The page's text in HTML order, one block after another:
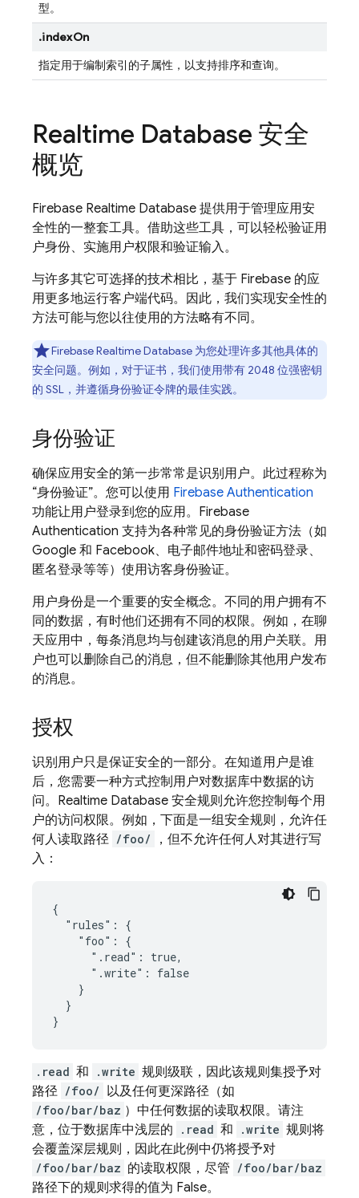
型。
.indexOn
指定用于编制索引的子属性，以支持排序和查询。
Realtime Database 安全
概览
Firebase Realtime Database 提供用于管理应用安
全性的一整套工具。借助这些工具，可以轻松验证用
户身份、实施用户权限和验证输入。
与许多其它可选择的技术相比，基于 Firebase 的应
用更多地运行客户端代码。因此，我们实现安全性的
方法可能与您以往使用的方法略有不同。
Firebase Realtime Database 为您处理许多其他具体的
安全问题。例如，对于证书，我们使用带有 2048 位强密钥
的 SSL，并遵循身份验证令牌的最佳实践。
身份验证
确保应用安全的第一步常常是识别用户。此过程称为
“身份验证”。您可以使用 Firebase Authentication
功能让用户登录到您的应用。Firebase
Authentication 支持为各种常见的身份验证方法（如
Google 和 Facebook、电子邮件地址和密码登录、
匿名登录等等）使用访客身份验证。
用户身份是一个重要的安全概念。不同的用户拥有不
同的数据，有时他们还拥有不同的权限。例如，在聊
天应用中，每条消息均与创建该消息的用户关联。用
户也可以删除自己的消息，但不能删除其他用户发布
的消息。
授权
识别用户只是保证安全的一部分。在知道用户是谁
后，您需要一种方式控制用户对数据库中数据的访
问。Realtime Database 安全规则允许您控制每个用
户的访问权限。例如，下面是一组安全规则，允许任
何人读取路径 /foo/
，但不允许任何人对其进行写
入：
{
  "rules": {
    "foo": {
      ".read": true,
      ".write": false
    }
  }
}
.read 和 .write 规则级联，因此该规则集授予对
路径 /foo/ 以及任何更深路径（如
/foo/bar/baz ）中任何数据的读取权限。请注
意，位于数据库中浅层的
.read 和 .write 规则将
会覆盖深层规则，因此在此例中仍将授予对
/foo/bar/baz 的读取权限，尽管 /foo/bar/baz
路径下的规则求得的值为 False。